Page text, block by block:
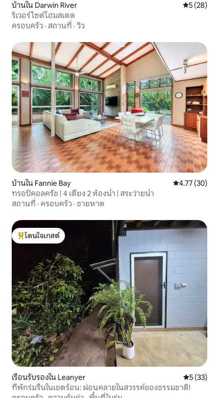
บ้านใน Darwin River คะแนนเฉลี่
5 (28)
ริเวอร์ไซด์โฮมสเตด
ครอบครัว · สถานที่ · วิว
บ้านใน Fannie Bay คะแนนเฉลี่ย
4.77 (30)
ทรอปิคอลครัช | 4 เตียง 2 ห้องน้ำ | สระว่ายน้ำ
สถานที่ · ครอบครัว · ชายหาด
โดนใจเกสต์ที่สุด
โดนใจเกสต์
เรือนรับรองใน Leanyer คะแนนเฉลี่
5 (33)
ที่พักร่มรื่นในเขตร้อน: ผ่อนคลายในสวรรค์ของธรรมชาติ!